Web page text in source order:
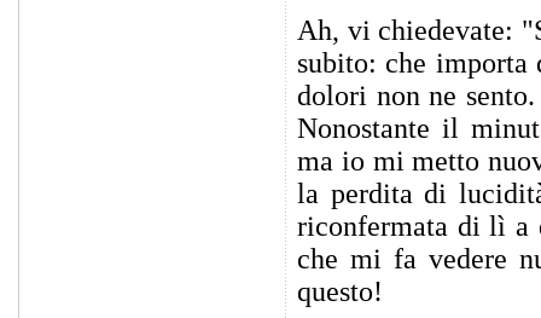
Ah, vi chiedevate:
subito: che
dolori non ne
Nonostante il
ma io mi metto
la perdita di
riconfermata di lì a
che mi fa vedere
questo!